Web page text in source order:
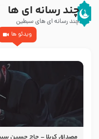
چند رسانه ای ها
چند رسانه ای های سبطین
ویدئو ها
مصداق کربلا – حاج حسین